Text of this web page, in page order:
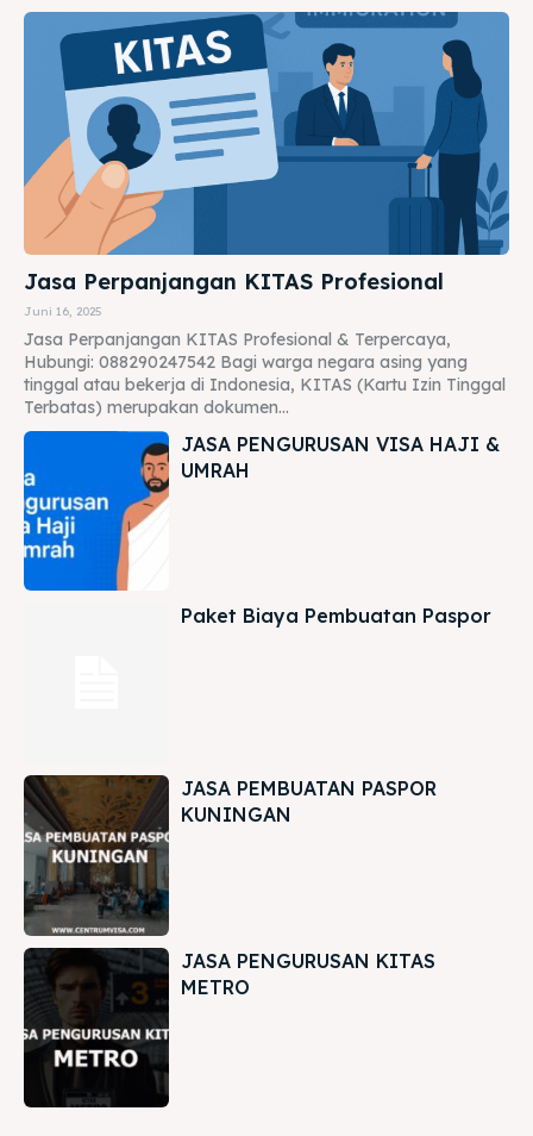
Jasa Perpanjangan KITAS Profesional
Juni 16, 2025
Jasa Perpanjangan KITAS Profesional & Terpercaya,
Hubungi: 088290247542 Bagi warga negara asing yang
tinggal atau bekerja di Indonesia, KITAS (Kartu Izin Tinggal
Terbatas) merupakan dokumen...
JASA PENGURUSAN VISA HAJI &
UMRAH
Paket Biaya Pembuatan Paspor
JASA PEMBUATAN PASPOR
KUNINGAN
JASA PENGURUSAN KITAS
METRO